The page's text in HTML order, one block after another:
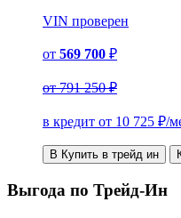
VIN проверен
от 569 700 ₽
от791 250 ₽
в кредит от 10 725 ₽/
В Купить в трейд ин
Выгода по Трейд-Ин